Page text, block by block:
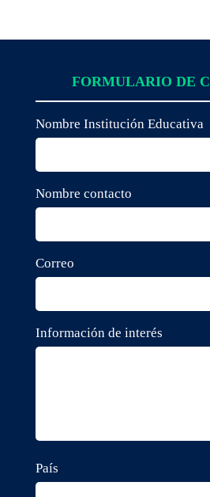
FORMULARIO DE
Nombre Institución Educativa
Nombre contacto
Correo
Información de interés
País